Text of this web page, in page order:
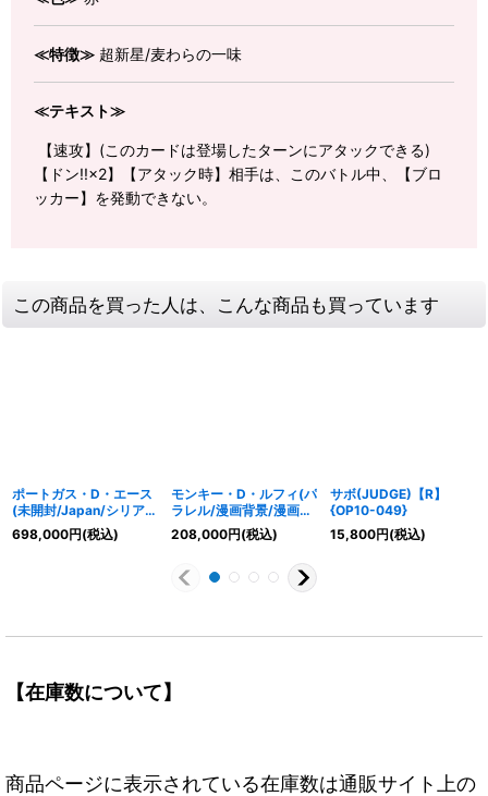
≪特徴≫ 超新星/麦わらの一味
≪テキスト≫
【速攻】(このカードは登場したターンにアタックできる)
【ドン!!×2】【アタック時】相手は、このバトル中、【ブロ
ッカー】を発動できない。
この商品を買った人は、こんな商品も買っています
ポートガス・D・エース
(未開封/Japan/シリア
ル)【SEC】{OP07-119}
698,000円(税込)
モンキー・D・ルフィ(パ
ラレル/漫画背景/漫画
絵)【SEC/SP】{OP11-
118}
208,000円(税込)
サボ(JUDGE)【R】
{OP10-049}
15,800円(税込)
【在庫数について】
商品ページに表示されている在庫数は通販サイト上の